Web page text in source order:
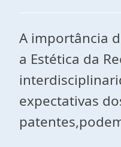
A importância
a Estética da
expectativas